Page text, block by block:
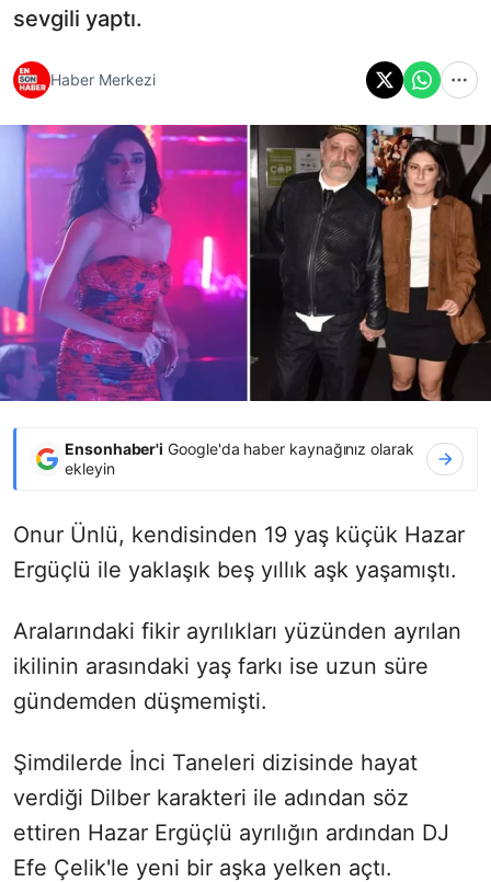
sevgili yaptı.
Haber Merkezi
Ensonhaber'i Google'da haber kaynağınız olarak
ekleyin
Onur Ünlü, kendisinden 19 yaş küçük Hazar
Ergüçlü ile yaklaşık beş yıllık aşk yaşamıştı.
Aralarındaki fikir ayrılıkları yüzünden ayrılan
ikilinin arasındaki yaş farkı ise uzun süre
gündemden düşmemişti.
Şimdilerde İnci Taneleri dizisinde hayat
verdiği Dilber karakteri ile adından söz
ettiren Hazar Ergüçlü ayrılığın ardından DJ
Efe Çelik'le yeni bir aşka yelken açtı.